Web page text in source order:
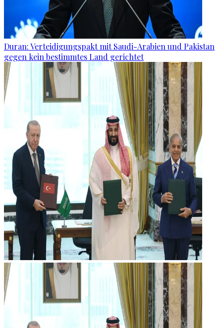
Duran: Verteidigungspakt mit Saudi-Arabien und Pakistan
gegen kein bestimmtes Land gerichtet